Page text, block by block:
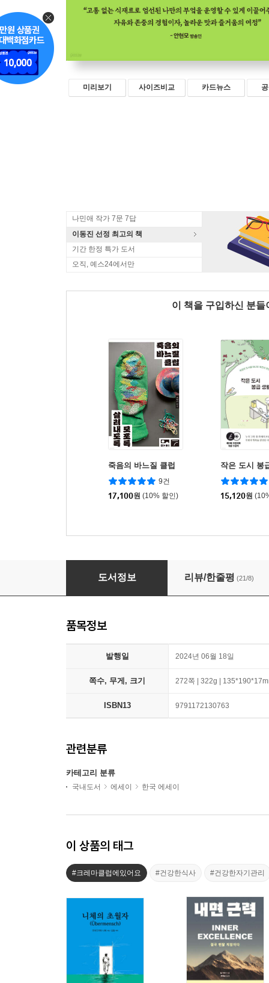
미리보기 사이즈비교 카드뉴스
나민애 작가 7문 7답
이동진 선정 최고의 책
기간 한정 특가 도서
오직, 예스24에서만
이 책을 구입하신 분
죽음의 바느질 클럽
9건
17,100원 (10% 할인)
작은 도시 봉
15,120원
비건한 미식가
도서정보 리뷰/한줄평 (21/8)
품목정보
발행일 2024년 06월 18일
쪽수, 무게, 크기 272쪽 | 322g |
ISBN13 9791172130763
관련분류
카테고리 분류
국내도서 에세이 한국 에세이
이 상품의 태그
#크레마클럽에있어요 #건강한식사 #건강한자기관리